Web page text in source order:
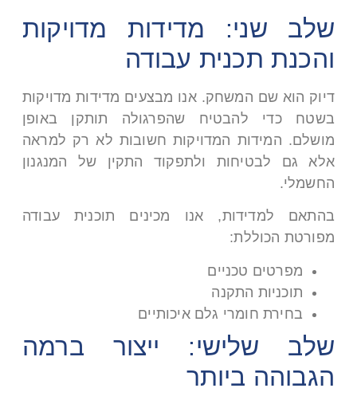
שלב שני: מדידות מדויקות
והכנת תכנית עבודה
דיוק הוא שם המשחק. אנו מבצעים מדידות מדויקות
בשטח כדי להבטיח שהפרגולה תותקן באופן
מושלם. המידות המדויקות חשובות לא רק למראה
אלא גם לבטיחות ולתפקוד התקין של המנגנון
החשמלי.
בהתאם למדידות, אנו מכינים תוכנית עבודה
מפורטת הכוללת:
מפרטים טכניים
תוכניות התקנה
בחירת חומרי גלם איכותיים
שלב שלישי: ייצור ברמה
הגבוהה ביותר